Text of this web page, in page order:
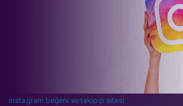
instagram beğeni ve takipçi sitesi